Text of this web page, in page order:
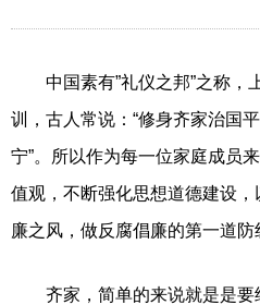
中国素有”礼仪之邦”之称，
训，古人常说：“修身齐家治国
宁”。所以作为每一位家庭成员
值观，不断强化思想道德建设
廉之风，做反腐倡廉的第一道防
齐家，简单的来说就是是要